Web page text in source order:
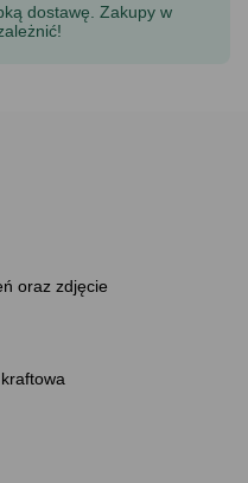
dostawę. Zakupy w
oraz zdjęcie